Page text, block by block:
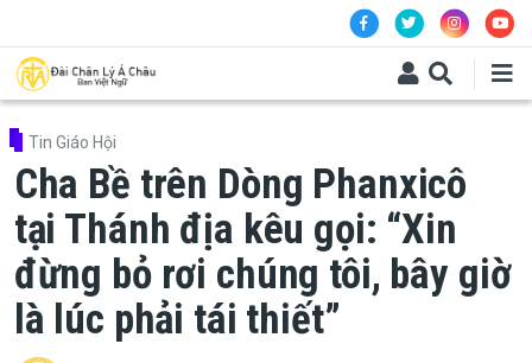
Tin Giáo Hội
Cha Bề trên Dòng Phanxicô
tại Thánh địa kêu gọi: “Xin
đừng bỏ rơi chúng tôi, bây giờ
là lúc phải tái thiết”